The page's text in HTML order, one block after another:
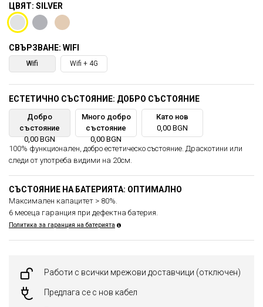
ЦВЯТ: SILVER
СВЪРЗВАНЕ: WIFI
Wifi Wifi + 4G
ЕСТЕТИЧНО СЪСТОЯНИЕ: ДОБРО СЪСТОЯНИЕ
Добро
състояние
0,00 BGN
Много добро
състояние
0,00 BGN
Като нов
0,00 BGN
100% функционален, добро естетическо състояние. Драскотини или
следи от употреба видими на 20см.
СЪСТОЯНИЕ НА БАТЕРИЯТА: ОПТИМАЛНО
Максимален капацитет > 80%.
6 месеца гаранция при дефектна батерия.
Политика за гаранция на батерията
Работи с всички мрежови доставчици (отключен)
Предлага се с нов кабел